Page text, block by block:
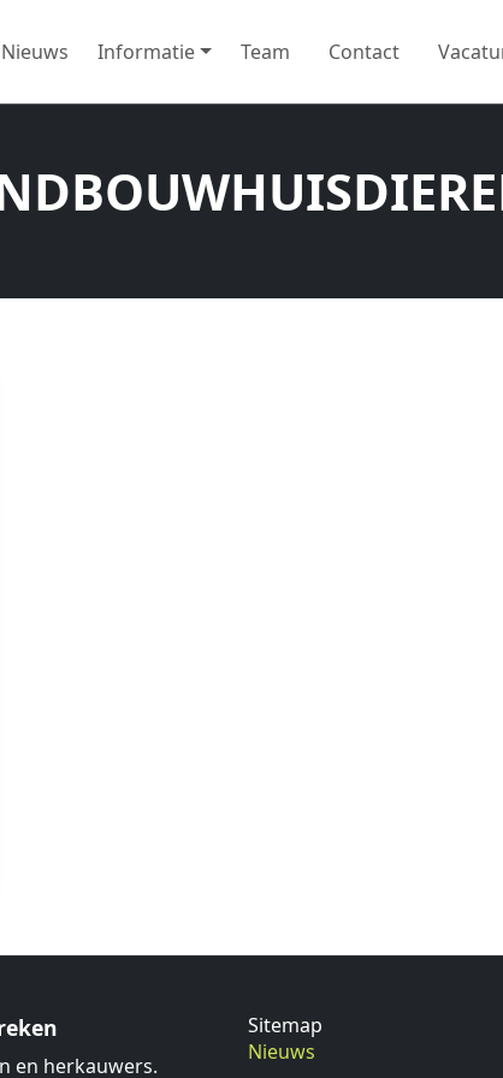
Nieuws Informatie Team Contact
en herkauwers.
Sitemap
Nieuws